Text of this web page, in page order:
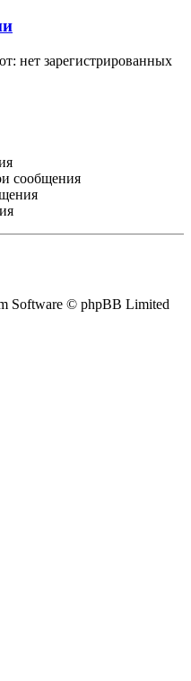
нет зарегистрированных
сообщения
Software © phpBB Limited